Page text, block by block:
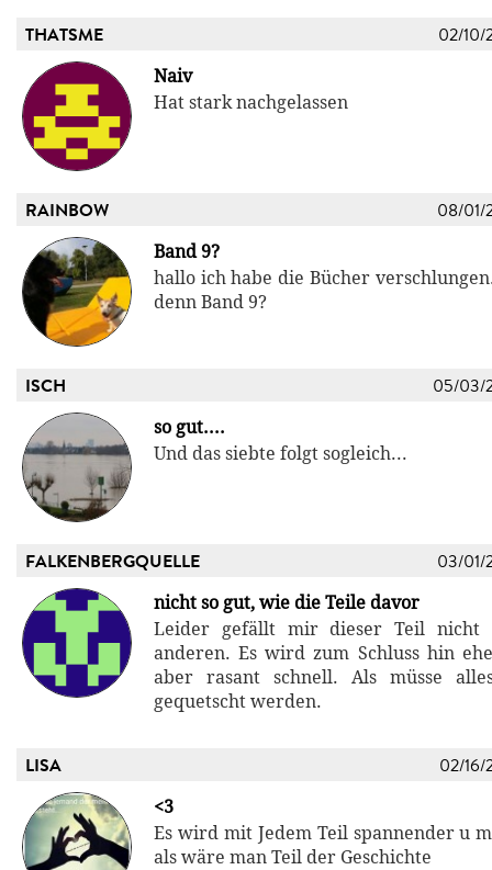
THATSME 02/10/
Naiv
Hat stark nachgelassen
RAINBOW 08/01/
Band 9?
hallo ich habe die Bücher
denn Band 9?
ISCH 05/03/
so gut....
Und das siebte folgt sogleich...
FALKENBERGQUELLE 03/01/
nicht so gut, wie die Teile davor
Leider gefällt mir dieser Teil nicht
anderen. Es wird zum Schluss hin
aber rasant schnell. Als müsse
gequetscht werden.
LISA 02/16/
<3
Es wird mit Jedem Teil spannender u
als wäre man Teil der Geschichte